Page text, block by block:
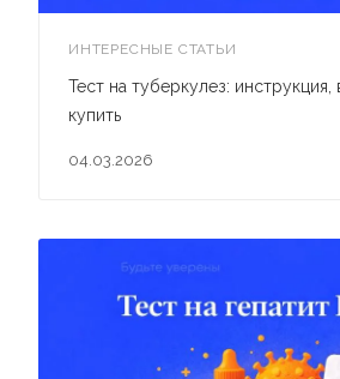
ИНТЕРЕСНЫЕ СТАТЬИ
04.03.2026
Тест на туберкулез: инструкция,
купить